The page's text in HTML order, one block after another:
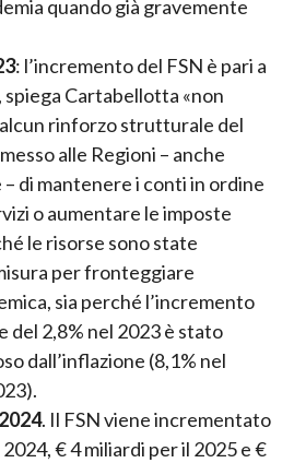
quando già gravemente
: l’incremento del FSN è pari a
spiega Cartabellotta «non
rinforzo strutturale del
alle Regioni – anche
di mantenere i conti in ordine
o aumentare le imposte
le risorse sono state
per fronteggiare
sia perché l’incremento
del 2,8% nel 2023 è stato
dall’inflazione (8,1% nel
. Il FSN viene incrementato
€ 4 miliardi per il 2025 e €